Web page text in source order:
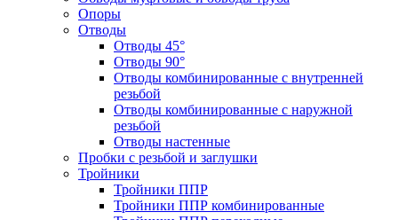
Опоры
Отводы
Отводы 45°
Отводы 90°
Отводы комбинированные с внутренней
резьбой
Отводы комбинированные с наружной
резьбой
Отводы настенные
Пробки с резьбой и заглушки
Тройники
Тройники ППР
Тройники ППР комбинированные